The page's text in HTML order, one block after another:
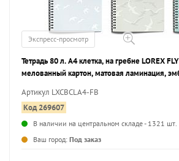
Экспресс-просмотр
Тетрадь 80 л. А4 клетка, на гребне LOREX
мелованный картон, матовая ламинация,
Артикул LXCBCLA4-FB
Код 269607
В наличии на центральном складе - 1321 шт.
Ваш город: Под заказ